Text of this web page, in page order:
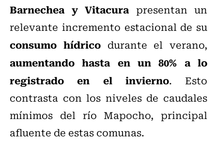
Barnechea y Vitacura presentan un
relevante incremento estacional de su
consumo hídricodurante el verano,
aumentando hasta en un 80% a lo
registrado en el invierno. Esto
contrasta con los niveles de caudales
mínimos del río Mapocho, principal
afluente de estas comunas.